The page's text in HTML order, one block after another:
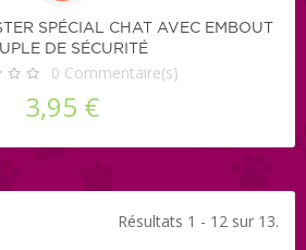
SPÉCIAL CHAT AVEC EMBOUT
DE SÉCURITÉ
0 Commentaire(s)
3,95 €
Résultats 1 - 12 sur 13.